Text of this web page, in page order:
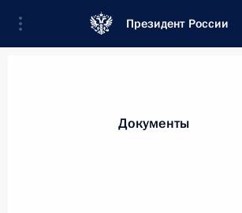
Президент России
Все поручения
Документы